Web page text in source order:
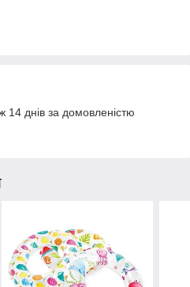
днів за домовленістю